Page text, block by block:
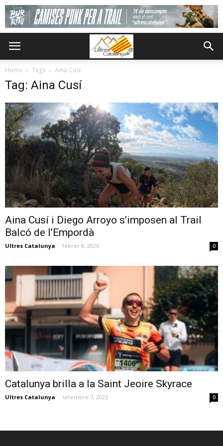
Home Tags Aina Cusí
Tag: Aina Cusí
Aina Cusí i Diego Arroyo s’imposen al Trail
Balcó de l’Empordà
Ultres Catalunya - febrer 8, 2026 0
Catalunya brilla a la Saint Jeoire Skyrace
Ultres Catalunya - setembre 7, 2025 0